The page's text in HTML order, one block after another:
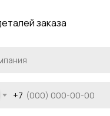
+7
заказа